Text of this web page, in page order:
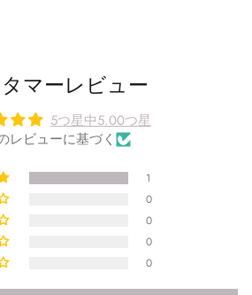
マーレビュー
5つ星中5.00つ星
レビューに基づく
1
0
0
0
0